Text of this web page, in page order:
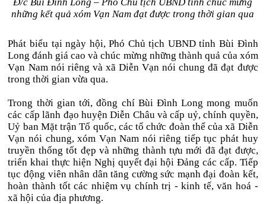
những kết quả xóm Vạn Nam đạt được trong thời gian qua
Phát biểu tại ngày hội, Phó Chủ tịch UBND tỉnh Bùi Đình
Long đánh giá cao và chúc mừng những thành quả của xóm
Vạn Nam nói riêng và xã Diễn Vạn nói chung đã đạt được
trong thời gian vừa qua.
Trong thời gian tới, đồng chí Bùi Đình Long mong muốn
các cấp lãnh đạo huyện Diễn Châu và cấp uỷ, chính quyền,
Uỷ ban Mặt trận Tổ quốc, các tổ chức đoàn thể của xã Diễn
Vạn nói chung, xóm Vạn Nam nói riêng tiếp tục phát huy
truyền thống tốt đẹp và những thành tựu mới đã đạt được,
triển khai thực hiện Nghị quyết đại hội Đảng các cấp. Tiếp
tục động viên nhân dân tăng cường sức mạnh đại đoàn kết,
hoàn thành tốt các nhiệm vụ chính trị - kinh tế, văn hoá -
xã hội của địa phương.